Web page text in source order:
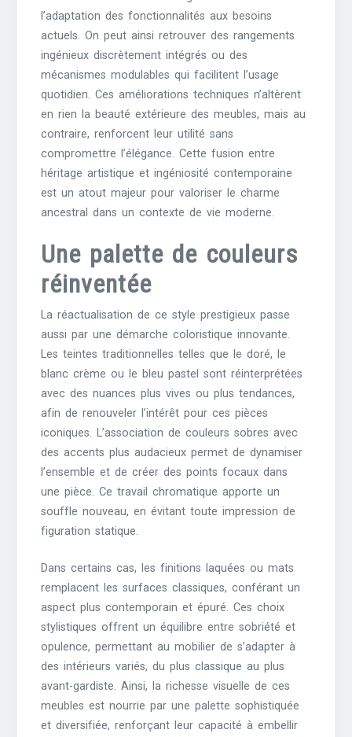
l’adaptation des fonctionnalités aux besoins
actuels. On peut ainsi retrouver des rangements
ingénieux discrètement intégrés ou des
mécanismes modulables qui facilitent l’usage
quotidien. Ces améliorations techniques n’altèrent
en rien la beauté extérieure des meubles, mais au
contraire, renforcent leur utilité sans
compromettre l’élégance. Cette fusion entre
héritage artistique et ingéniosité contemporaine
est un atout majeur pour valoriser le charme
ancestral dans un contexte de vie moderne.
Une palette de couleurs
réinventée
La réactualisation de ce style prestigieux passe
aussi par une démarche coloristique innovante.
Les teintes traditionnelles telles que le doré, le
blanc crème ou le bleu pastel sont réinterprétées
avec des nuances plus vives ou plus tendances,
afin de renouveler l’intérêt pour ces pièces
iconiques. L’association de couleurs sobres avec
des accents plus audacieux permet de dynamiser
l’ensemble et de créer des points focaux dans
une pièce. Ce travail chromatique apporte un
souffle nouveau, en évitant toute impression de
figuration statique.
Dans certains cas, les finitions laquées ou mats
remplacent les surfaces classiques, conférant un
aspect plus contemporain et épuré. Ces choix
stylistiques offrent un équilibre entre sobriété et
opulence, permettant au mobilier de s’adapter à
des intérieurs variés, du plus classique au plus
avant-gardiste. Ainsi, la richesse visuelle de ces
meubles est nourrie par une palette sophistiquée
et diversifiée, renforçant leur capacité à embellir